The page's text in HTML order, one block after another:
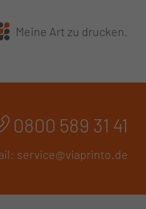
Meine Art zu drucken.
0800 589 31 41
service@viaprinto.de